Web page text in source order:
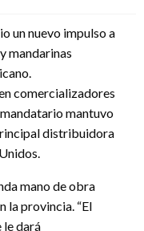
un nuevo impulso a
mandarinas
comercializadores
mantuvo
distribuidora
mano de obra
la provincia. “El
le dará